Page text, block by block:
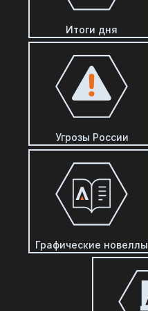
Итоги дня
Угрозы России
Графические новеллы